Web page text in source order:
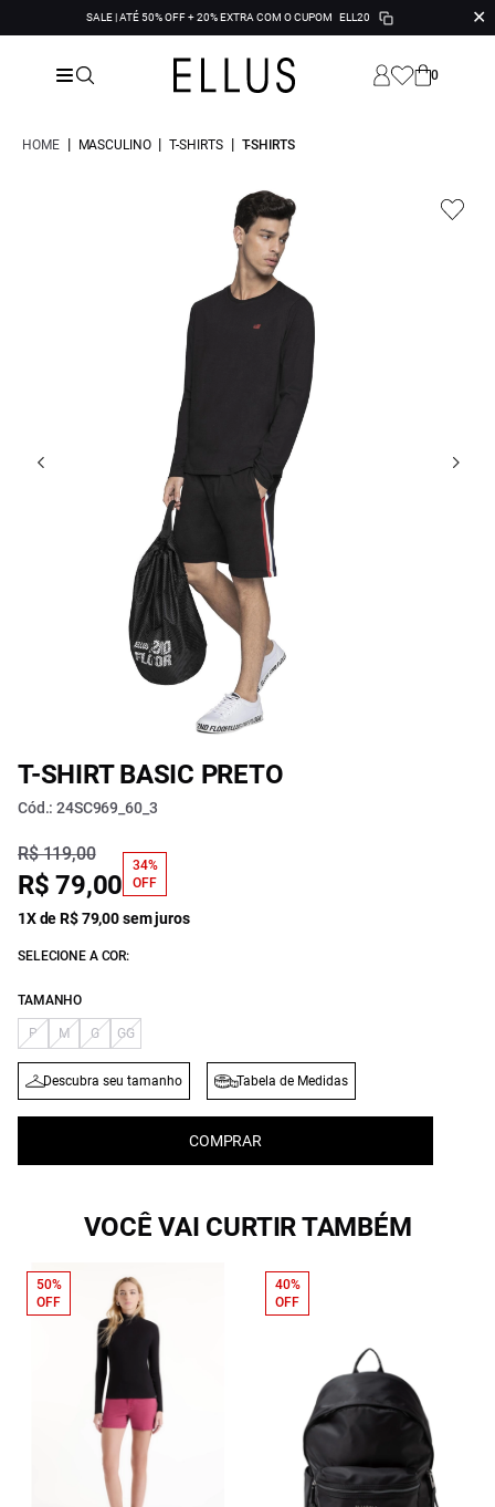
SALE | ATÉ 50% OFF + 20% EXTRA COM O CUPOM ELL20 ✕
0
HOME | MASCULINO | T-SHIRTS | T-SHIRTS
T-SHIRT BASIC PRETO
Cód.: 24SC969_60_3
R$ 119,00
R$ 79,00
34%
OFF
1X de R$ 79,00 sem juros
SELECIONE A COR:
TAMANHO
P M G GG
Descubra seu tamanho Tabela de Medidas
COMPRAR
VOCÊ VAI CURTIR TAMBÉM
50%
OFF
40%
OFF